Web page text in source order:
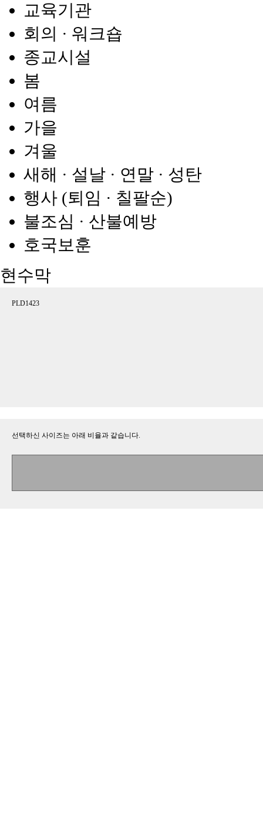
교육기관
회의 · 워크숍
종교시설
봄
여름
가을
겨울
새해 · 설날 · 연말 · 성탄
행사 (퇴임 · 칠팔순)
불조심 · 산불예방
호국보훈
현수막
PLD1423
선택하신 사이즈는 아래 비율과 같습니다.